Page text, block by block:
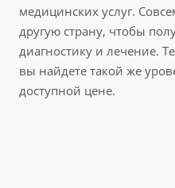
медицинских услуг.
другую страну, чтобы
диагностику и лечение.
вы найдете такой же
доступной цене.